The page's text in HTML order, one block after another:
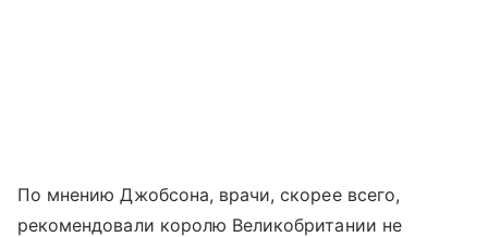
По мнению Джобсона, врачи, скорее всего,
рекомендовали королю Великобритании не